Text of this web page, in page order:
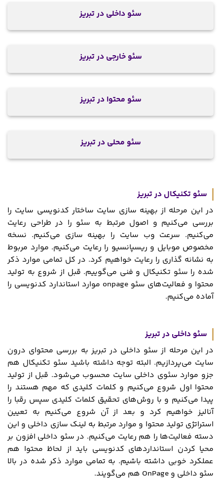
سئو داخلی در تبریز
سئو خارجی در تبریز
سئو محتوا در تبریز
سئو محلی در تبریز
سئو تکنیکال در تبریز
در این مرحله از بهینه سازی سایت ساختار کدنویسی سایت را
بررسی می‌کنیم و اصول مرتبط به سئو را در طراحی رعایت
می‌کنیم. سرعت وب سایت را بهینه سازی می‌کنیم. نسخه
مخصوص موبایل و ریسپانسیو را رعایت می‌کنیم. موارد مربوط
به نشانه گذاری را رعایت خواهیم کرد. در کل تمامی موارد ذکر
شده را سئو تکنیکال و فنی می‌گوییم. قبل از شروع به تولید
محتوا و فعالیت‌های سئو onpage موارد استاندارد کدنویسی را
آماده می‌کنیم.
سئو داخلی در تبریز
در این مرحله از سئو داخلی در تبریز به بررسی محتوای درون
سایت می‌پردازیم. البته توجه داشته باشید سئو تکنیکال هم
جزو موارد سئوی داخلی سایت محسوب می‌شود. قبل از تولید
محتوا اول شروع می‌کنیم و کلمات کلیدی که مهم هستند را
پیدا می‌کنیم و با روش‌های تحقیق کلمات کلیدی سپس رقبا را
آنالیز خواهیم کرد و بعد از آن شروع می‌کنیم به تعیین
استراتژی تولید محتوا و موارد مرتبط به لینک سازی داخلی و این
دسته فعالیت‌ها را هم رعایت می‌کنیم. در سئو داخلی افزون بر
محیا کردن استانداردهای کدنویسی باید از لحاظ محتوا هم
عملکرد خوبی داشته باشیم. به تمامی موارد ذکر شده در بالا
سئو داخلی و OnPage هم می‌گویند.